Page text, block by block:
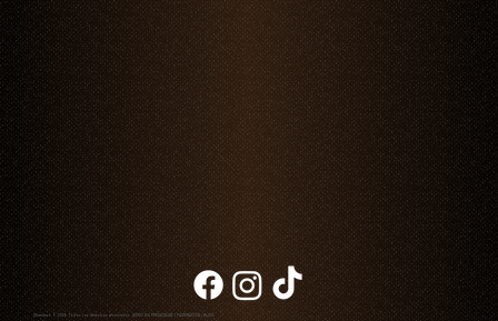
Javier Hernández: liderazgo, vino y
excelencia en Chambao Madrid
Chambao © 2026. Todos los derechos reservados AVISO DE PRIVACIDAD FACTURACIÓN BLOG